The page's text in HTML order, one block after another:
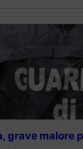
grave malore